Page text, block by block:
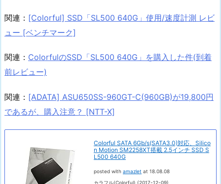
関連： [Colorful] SSD「SL500 640G」使用/速度計測 レビ
ュー [ベンチマーク]
関連： ColorfulのSSD「SL500 640G」を購入した件(到着
前レビュー)
関連： [ADATA] ASU650SS-960GT-C(960GB)が19,800円
であるが、購入注意？ [NTT-X]
Colorful SATA 6Gb/s(SATA3.0)対応、Silico
n Motion SM2258XT搭載 2.5インチ SSD S
L500 640G
posted with amazlet at 18.08.08
カラフル(Colorful) (2017-12-09)